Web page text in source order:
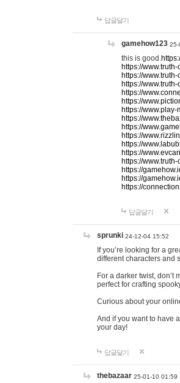
답글달기
gamehow123 25-
this is good.
https://
https://
https://
https://
https://
https://
https://
https://
https://
https://
https://
https://
https://
https://
https://
답글달기
sprunki 24-12-04 15:52
If you’re looking for a
different characters and
For a darker twist, don’t
perfect for crafting
Curious about your
And if you want to have
your day!
답글달기
thebazaar 25-01-10 01:59